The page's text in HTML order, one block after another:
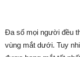
Đa số mọi người đều
vùng mắt dưới. Tuy